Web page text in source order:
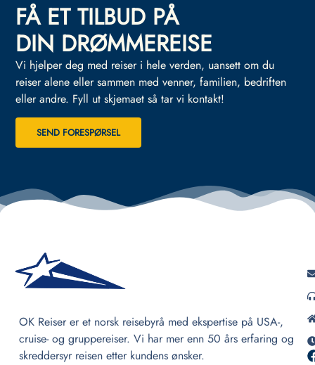
FÅ ET TILBUD PÅ
DIN DRØMMEREISE
Vi hjelper deg med reiser i hele verden, uansett om du
reiser alene eller sammen med venner, familien, bedriften
eller andre. Fyll ut skjemaet så tar vi kontakt!
SEND FORESPØRSEL
OK Reiser er et norsk reisebyrå med ekspertise på USA-,
cruise- og gruppereiser. Vi har mer enn 50 års erfaring og
skreddersyr reisen etter kundens ønsker.